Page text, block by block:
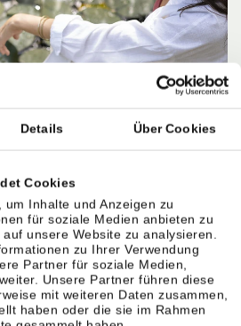
Details Über Cookies
Cookies
Inhalte und Anzeigen zu
für soziale Medien anbieten zu
unsere Website zu analysieren.
zu Ihrer Verwendung
Partner für soziale Medien,
Unsere Partner führen diese
mit weiteren Daten zusammen,
haben oder die sie im Rahmen